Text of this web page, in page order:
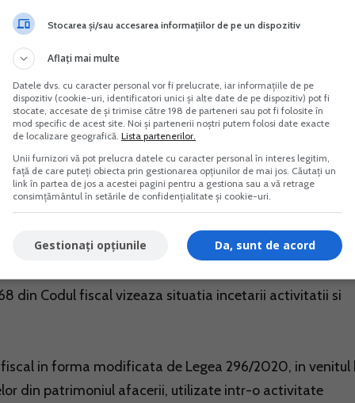
personal al persoanei fizice se face prin vanzare, pe
pe site-uri, de exemplu, pentru a demonstra pretul
intocmit de catre un evaluator.
PFA
explicata pas cu pas! Parcurgeti aceasta
de caz! Evitati pasii gresiti, economisiti timp si bani!
din Codul fiscal vizeaza situatia incetarii activitatii si
in forma modificata de Legea 296/2020, in venitul
din patrimoniul afacerii, utilizate intr-o activitate
Stocarea și/sau accesarea informațiilor de pe un dispozitiv
Aflați mai multe
Datele dvs. cu caracter personal vor fi prelucrate, iar informațiile de pe
dispozitiv (cookie-uri, identificatori unici și alte date de pe dispozitiv) pot fi
stocate, accesate de și trimise către 198 de parteneri sau pot fi folosite în
mod specific de acest site. Noi și partenerii noștri putem folosi date exacte
de localizare geografică. Lista partenerilor.
Unii furnizori vă pot prelucra datele cu caracter personal în interes legitim,
față de care puteți obiecta prin gestionarea opțiunilor de mai jos. Căutați un
link în partea de jos a acestei pagini pentru a gestiona sau a vă retrage
consimțământul în setările de confidențialitate și cookie-uri.
Da, sunt de acord
Gestionați opțiunile